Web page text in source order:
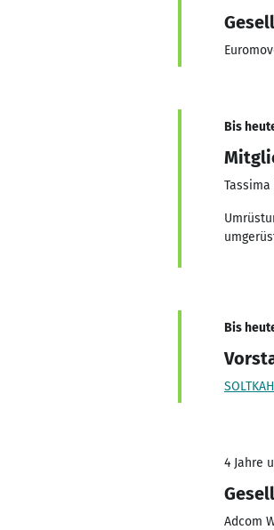
Bis
Tassima
Bis
4 Jahre
Adcom